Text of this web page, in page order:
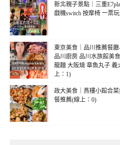
新北親子景點｜三重
戲機switch 按摩椅 一票
東京美食｜品川推薦餐廳
品川廚房 品川水族館美
龍麵 大阪燒 章魚丸子
上：1)
政大美食｜燕樓小館合
餐推薦(線上：0)